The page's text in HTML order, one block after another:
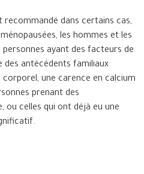
recommandé dans certains cas,
les hommes et les
ayant des facteurs de
des antécédents familiaux
corporel, une carence en calcium
prenant des
celles qui ont déjà eu une